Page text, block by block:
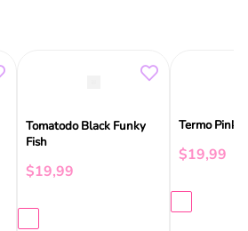
Tomatodo Black Funky
Fish
$19,99
Termo Pink
$19,99